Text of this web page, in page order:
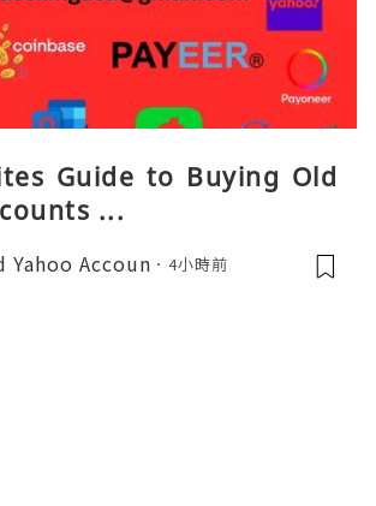
Guide to Buying Old
...
Yahoo Accoun 4小時前